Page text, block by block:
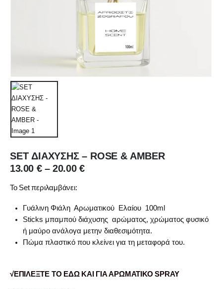
SET ΔΙΑΧΥΣΗΣ – ROSE & AMBER
13.00 € – 20.00 €Price
20.00 €
Το Set περιλαμβάνει:
Γυάλινη Φιάλη Αρωματικού Ελαίου 100ml
Sticks μπαμπού διάχυσης αρώματος, χρώματος φυσικό
ή μαύρο ανάλογα μετην διαθεσιμότητα.
Πώμα πλαστικό που κλείνει για τη μεταφορά του.
√ΕΠΙΛΕΞΤΕ ΤΟ ΕΔΩ ΚΑΙ ΓΙΑ ΑΡΩΜΑΤΙΚΟ SPRAY